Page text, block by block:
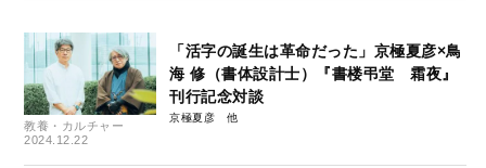
教養・カルチャー
2024.12.22
「活字の誕生は革命だった」京極夏彦×鳥
海 修（書体設計士）『書楼弔堂 霜夜』
刊行記念対談
京極夏彦